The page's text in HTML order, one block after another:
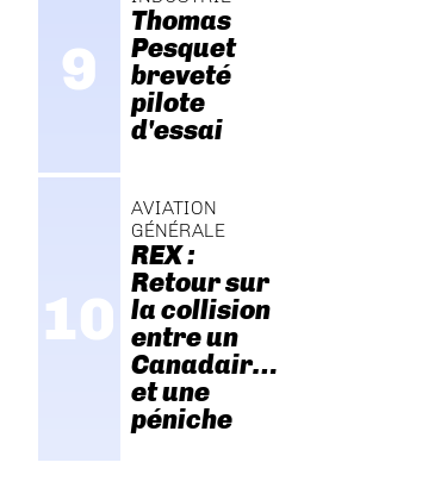
Thomas
Pesquet
breveté
pilote
d'essai
AVIATION
GÉNÉRALE
REX :
Retour sur
la collision
entre un
Canadair…
et une
péniche